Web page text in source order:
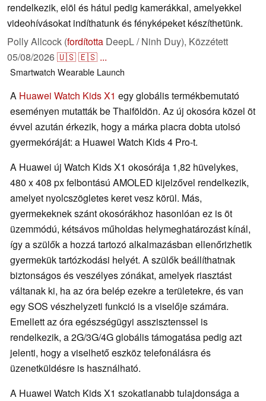
rendelkezik, elöl és hátul pedig kamerákkal, amelyekkel
videohívásokat indíthatunk és fényképeket készíthetünk.
Polly Allcock (fordította DeepL / Ninh Duy), Közzétett
05/08/2026🇺🇸🇪🇸 ...
Smartwatch Wearable Launch
A Huawei Watch Kids X1 egy globális termékbemutató
eseményen mutatták be Thaiföldön. Az új okosóra közel öt
évvel azután érkezik, hogy a márka piacra dobta utolsó
gyermekóráját: a Huawei Watch Kids 4 Pro-t.
A Huawei új Watch Kids X1 okosórája 1,82 hüvelykes,
480 x 408 px felbontású AMOLED kijelzővel rendelkezik,
amelyet nyolcszögletes keret vesz körül. Más,
gyermekeknek szánt okosórákhoz hasonlóan ez is öt
üzemmódú, kétsávos műholdas helymeghatározást kínál,
így a szülők a hozzá tartozó alkalmazásban ellenőrizhetik
gyermekük tartózkodási helyét. A szülők beállíthatnak
biztonságos és veszélyes zónákat, amelyek riasztást
váltanak ki, ha az óra belép ezekre a területekre, és van
egy SOS vészhelyzeti funkció is a viselője számára.
Emellett az óra egészségügyi asszisztenssel is
rendelkezik, a 2G/3G/4G globális támogatása pedig azt
jelenti, hogy a viselhető eszköz telefonálásra és
üzenetküldésre is használható.
A Huawei Watch Kids X1 szokatlanabb tulajdonsága a